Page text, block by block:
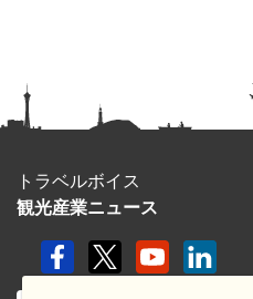
トラベルボイス
観光産業ニュース